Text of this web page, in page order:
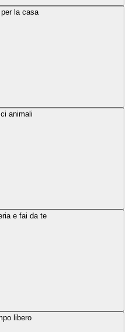
la casa
animali
e fai da te
libero